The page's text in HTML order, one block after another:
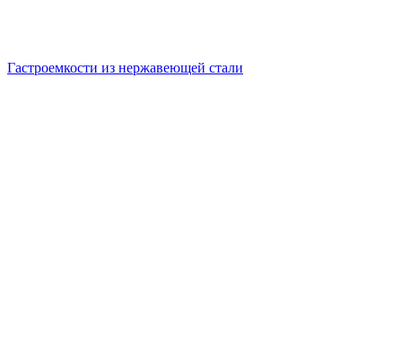
Гастроемкости из нержавеющей стали